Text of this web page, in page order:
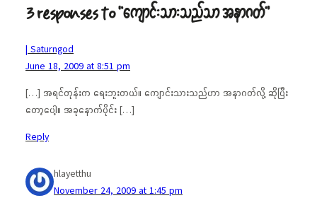
3 responses to “ကျောင်းသားသည်သာ အနာဂတ်”
| Saturngod
June 18, 2009 at 8:51 pm
[…] အရင်တုန်းက ရေးဘူးတယ်။ ကျောင်းသားသည်ဟာ အနာဂတ်လို့ ဆိုပြီး
တော့ပေါ့။ အခုနောက်ပိုင်း […]
Reply
hlayetthu
November 24, 2009 at 1:45 pm